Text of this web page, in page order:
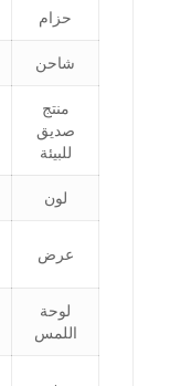
حزام
شاحن
منتج
صديق
للبيئة
لون
عرض
لوحة
اللمس